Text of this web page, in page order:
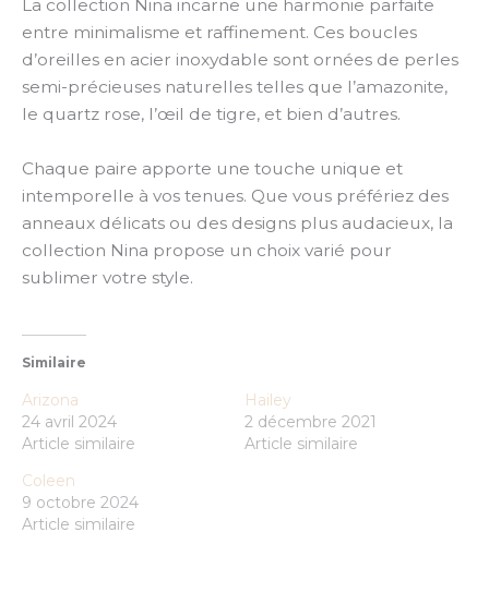
La collection Nina incarne une harmonie parfaite
entre minimalisme et raffinement. Ces boucles
d’oreilles en acier inoxydable sont ornées de perles
semi-précieuses naturelles telles que l’amazonite,
le quartz rose, l’œil de tigre, et bien d’autres.
Chaque paire apporte une touche unique et
intemporelle à vos tenues. Que vous préfériez des
anneaux délicats ou des designs plus audacieux, la
collection Nina propose un choix varié pour
sublimer votre style.
Similaire
Arizona
24 avril 2024
Article similaire
Hailey
2 décembre 2021
Article similaire
Coleen
9 octobre 2024
Article similaire